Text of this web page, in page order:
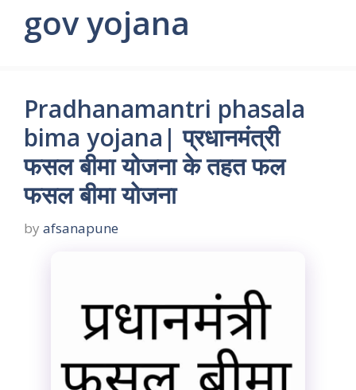
gov yojana
Pradhanamantri phasala
bima yojana| प्रधानमंत्री
फसल बीमा योजना के तहत फल
फसल बीमा योजना
by afsanapune